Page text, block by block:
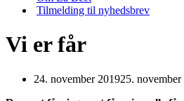
Tilmelding til nyhedsbrev
Vi er får
24. november 201925. november